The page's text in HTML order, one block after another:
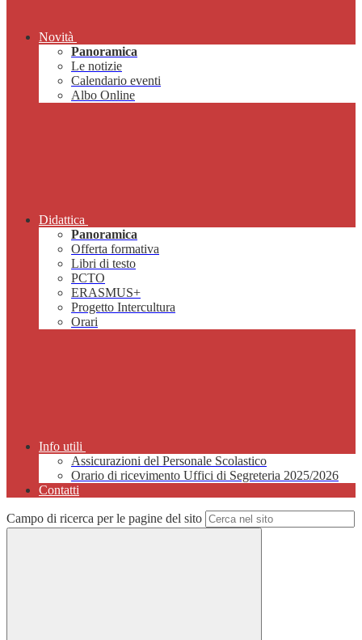
Novità
Panoramica
Le notizie
Calendario eventi
Albo Online
Didattica
Panoramica
Offerta formativa
Libri di testo
PCTO
ERASMUS+
Progetto Intercultura
Orari
Info utili
Assicurazioni del Personale Scolastico
Orario di ricevimento Uffici di Segreteria 2025/2026
Contatti
Campo di ricerca per le pagine del sito